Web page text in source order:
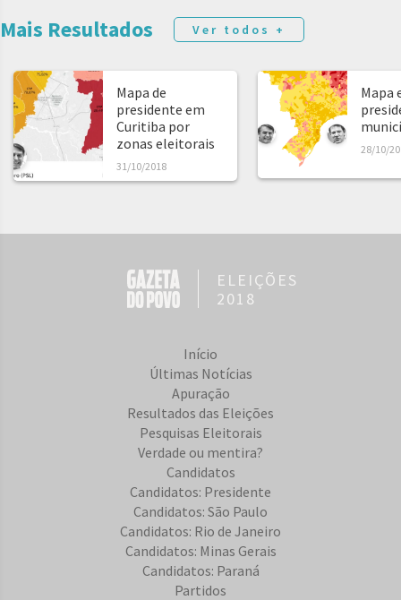
Mais Resultados Ver todos +
Mapa de
presidente em
Curitiba por
zonas eleitorais
31/10/2018
Mapa
28/10/
ELEIÇÕES
2018
Início
Últimas Notícias
Apuração
Resultados das Eleições
Pesquisas Eleitorais
Verdade ou mentira?
Candidatos
Candidatos: Presidente
Candidatos: São Paulo
Candidatos: Rio de Janeiro
Candidatos: Minas Gerais
Candidatos: Paraná
Partidos